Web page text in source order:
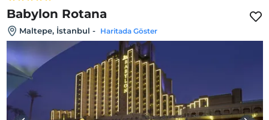
Babylon Rotana
Maltepe, İstanbul - Haritada Göster